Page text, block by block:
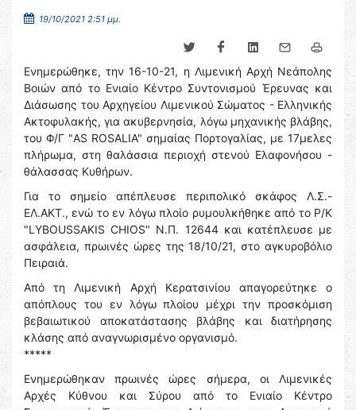
19/10/2021 2:51 μμ.
Ενημερώθηκε, την 16-10-21, η Λιμενική Αρχή Νεάπολης
Βοιών από το Ενιαίο Κέντρο Συντονισμού Έρευνας και
Διάσωσης του Αρχηγείου Λιμενικού Σώματος - Ελληνικής
Ακτοφυλακής, για ακυβερνησία, λόγω μηχανικής βλάβης,
του Φ/Γ "AS ROSALIA" σημαίας Πορτογαλίας, με 17μελες
πλήρωμα, στη θαλάσσια περιοχή στενού Ελαφονήσου -
θάλασσας Κυθήρων.
Για το σημείο απέπλευσε περιπολικό σκάφος Λ.Σ.-
ΕΛ.ΑΚΤ., ενώ το εν λόγω πλοίο ρυμουλκήθηκε από το Ρ/Κ
"LYBOUSSAKIS CHIOS" Ν.Π. 12644 και κατέπλευσε με
ασφάλεια, πρωινές ώρες της 18/10/21, στο αγκυροβόλιο
Πειραιά.
Από τη Λιμενική Αρχή Κερατσινίου απαγορεύτηκε ο
απόπλους του εν λόγω πλοίου μέχρι την προσκόμιση
βεβαιωτικού αποκατάστασης βλάβης και διατήρησης
κλάσης από αναγνωρισμένο οργανισμό.
*****
Ενημερώθηκαν πρωινές ώρες σήμερα, οι Λιμενικές
Αρχές Κύθνου και Σύρου από το Ενιαίο Κέντρο